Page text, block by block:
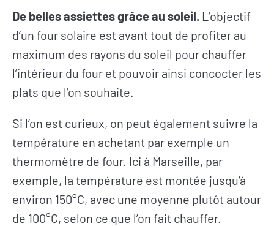
De belles assiettes grâce au soleil. L’objectif
d’un four solaire est avant tout de profiter au
maximum des rayons du soleil pour chauffer
l’intérieur du four et pouvoir ainsi concocter les
plats que l’on souhaite.
Si l’on est curieux, on peut également suivre la
température en achetant par exemple un
thermomètre de four. Ici à Marseille, par
exemple, la température est montée jusqu’à
environ 150°C, avec une moyenne plutôt autour
de 100°C, selon ce que l’on fait chauffer.